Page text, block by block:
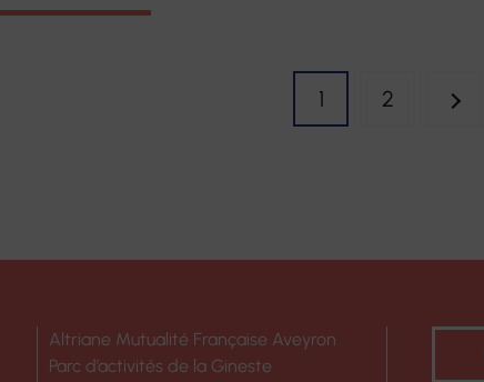
1 2
Altriane Mutualité Française Aveyron
Parc d’activités de la Gineste